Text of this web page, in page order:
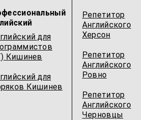
для
Кишинев
для
Кишинев
Репетитор
Английского
Херсон
Репетитор
Английского
Ровно
Репетитор
Английского
Черновцы